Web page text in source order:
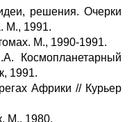
решения. Очерки
М., 1991.
М., 1990-1991.
Космопланетарный
1991.
Африки // Курьер
М., 1980.